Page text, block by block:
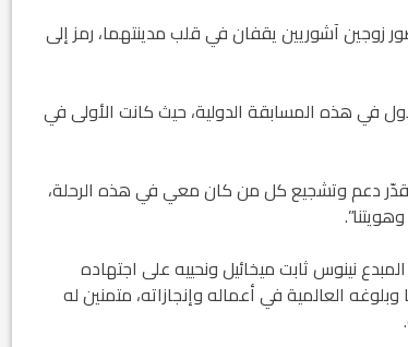
آشوريين يقفان في قلب مدينتهما، رمز إلى
في هذه المسابقة الدولية، حيث كانت الأولى في
وأقدّر دعم وتشجيع كل من كان معي في هذه الرحلة،
نينوس ثابت ميخائيل ونحييه على اجتهاده
العالمية في أعماله وإنجازاته، متمنين له